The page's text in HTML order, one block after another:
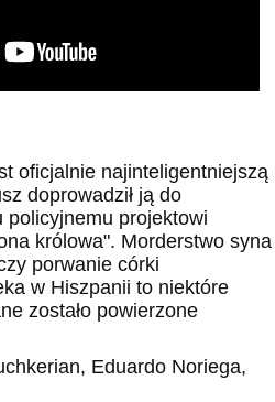
oficjalnie najinteligentniejszą
doprowadził ją do
policyjnemu projektowi
królowa". Morderstwo syna
porwanie córki
w Hiszpanii to niektóre
zostało powierzone
Eduardo Noriega,